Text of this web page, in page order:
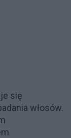
się
włosów.